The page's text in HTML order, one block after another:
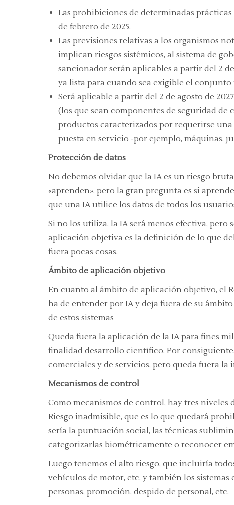
Las prohibiciones de determinadas
de febrero de 2025.
Las previsiones relativas a los organismos
implican riesgos sistémicos, al sistema de
sancionador serán aplicables a partir del 2
ya lista para cuando sea exigible el conjunto
Será aplicable a partir del 2 de agosto de
(los que sean componentes de seguridad
productos caracterizados por requerirse
puesta en servicio -por ejemplo, máquinas,
Protección de datos
No debemos olvidar que la IA es un riesgo
«aprenden», pero la gran pregunta es si
que una IA utilice los datos de todos los
Si no los utiliza, la IA será menos efectiva, pero
aplicación objetiva es la definición de lo que
fuera pocas cosas.
Ámbito de aplicación objetivo
En cuanto al ámbito de aplicación objetivo, el
ha de entender por IA y deja fuera de su
de estos sistemas
Queda fuera la aplicación de la IA para fines
finalidad desarrollo científico. Por
comerciales y de servicios, pero queda fuera
Mecanismos de control
Como mecanismos de control, hay tres niveles
Riesgo inadmisible, que es lo que quedará
sería la puntuación social, las técnicas
categorizarlas biométricamente o reconocer
Luego tenemos el alto riesgo, que incluiría
vehículos de motor, etc. y también los
personas, promoción, despido de personal, etc.